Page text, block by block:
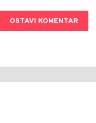
OSTAVI KOMENTAR